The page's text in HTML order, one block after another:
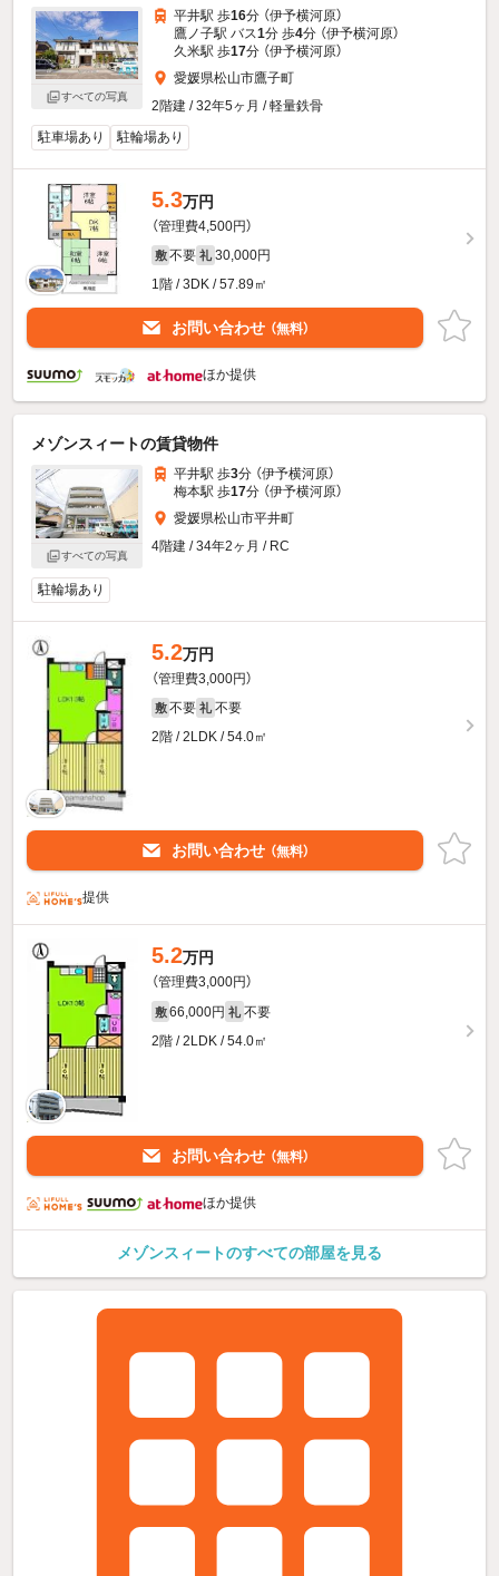
すべての写真
平井駅 歩16分 （伊予横河原）
鷹ノ子駅 バス1分 歩4分 （伊予横河原）
久米駅 歩17分 （伊予横河原）
愛媛県松山市鷹子町
2階建 / 32年5ヶ月 / 軽量鉄骨
駐車場あり
駐輪場あり
5.3万円
（管理費4,500円）
敷 不要 礼 30,000円
1階 / 3DK / 57.89㎡
お問い合わせ （無料）
ほか提供
メゾンスィートの賃貸物件
すべての写真
平井駅 歩3分 （伊予横河原）
梅本駅 歩17分 （伊予横河原）
愛媛県松山市平井町
4階建 / 34年2ヶ月 / RC
駐輪場あり
5.2万円
（管理費3,000円）
敷 不要 礼 不要
2階 / 2LDK / 54.0㎡
お問い合わせ （無料）
提供
5.2万円
（管理費3,000円）
敷 66,000円 礼 不要
2階 / 2LDK / 54.0㎡
お問い合わせ （無料）
ほか提供
メゾンスィートのすべての部屋を見る